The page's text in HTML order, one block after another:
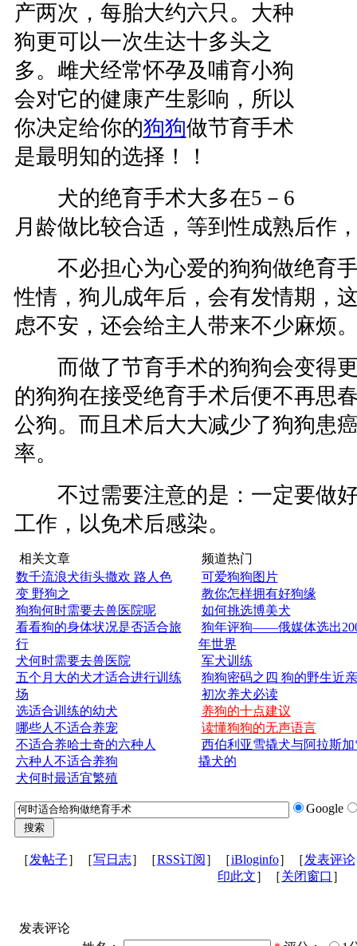
产两次，每胎大约六只。大种
狗更可以一次生达十多头之
多。雌犬经常怀孕及哺育小狗
会对它的健康产生影响，所以
你决定给你的狗狗做节育手术
是最明知的选择！！
犬的绝育手术大多在5－6
月龄做比较合适，等到性成熟后作
不必担心为心爱的狗狗做绝育手
性情，狗儿成年后，会有发情期，
虑不安，还会给主人带来不少麻烦
而做了节育手术的狗狗会变得更
的狗狗在接受绝育手术后便不再思
公狗。而且术后大大减少了狗狗患
率。
不过需要注意的是：一定要做好
工作，以免术后感染。
相关文章
数千流浪犬街头撒欢 路人色
变 野狗之
狗狗何时需要去兽医院呢
看看狗的身体状况是否适合旅
行
犬何时需要去兽医院
五个月大的犬才适合进行训练
场
选适合训练的幼犬
哪些人不适合养宠
不适合养哈士奇的六种人
六种人不适合养狗
犬何时最适宜繁殖
频道热门
可爱狗狗图片
教你怎样拥有好狗缘
如何挑选博美犬
狗年评狗——俄媒体选出
年世界
军犬训练
狗狗密码之四 狗的野生近亲
初次养犬必读
养狗的十点建议
读懂狗狗的无声语言
西伯利亚雪撬犬与阿拉斯加
撬犬的
Google
［发帖子］［写日志］［RSS订阅 ］［iBloginfo］［发表评论
印此文］［关闭窗口 ］
发表评论